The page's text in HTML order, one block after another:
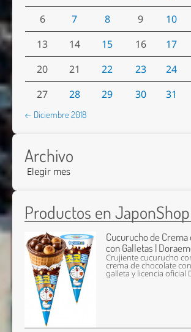
6
7 8 9 10
13
14 15 16 17
20
21 22 23 24
27
28 29 30 31
← Diciembre 2018
Archivo
Productos en JaponShop
Cucurucho de Crema
con Galletas |
Crujiente cucurucho
crema de chocolate
galleta y licencia oficial